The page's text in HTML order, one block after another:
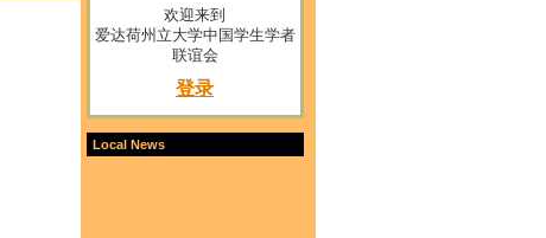
欢迎来到
爱达荷州立大学中国学生学者
联谊会
登录
Local News